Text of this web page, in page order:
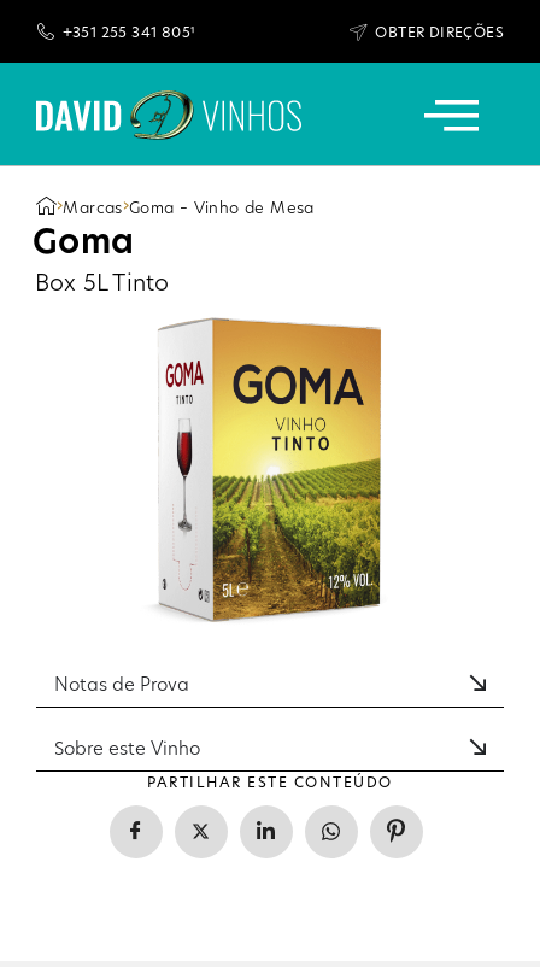
+351 255 341 805¹ OBTER DIREÇÕES
›Marcas›Goma – Vinho de Mesa
Goma
Box 5L Tinto
Notas de Prova
Sobre este Vinho
PARTILHAR ESTE CONTEÚDO